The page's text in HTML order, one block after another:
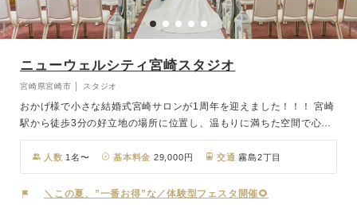
ニューウェルシティ宮崎スタジオ
宮崎県宮崎市 │ スタジオ
おかげ様で小さな結婚式宮崎サロンが1周年を迎えました！！！ 宮崎
駅から徒歩3分の好立地の場所に位置し、温もりに満ちた空間で心あ
たたまるセレモニーが叶います。撮影後には少人数での会食からアッ
トホームなパーティまで対応できる3つのバンケットをご用意。さら
に館内には本格的な神殿も備え、洋装・和装両方の撮影に対応可能。
ご希望に合わせた理想のフォトウェディングをお選びいただけます。
人数 1名〜 基本料金 29,000円 交通 霧島2丁目
＼この夏、”一番お得”な／体験型フェスタ開催🌻